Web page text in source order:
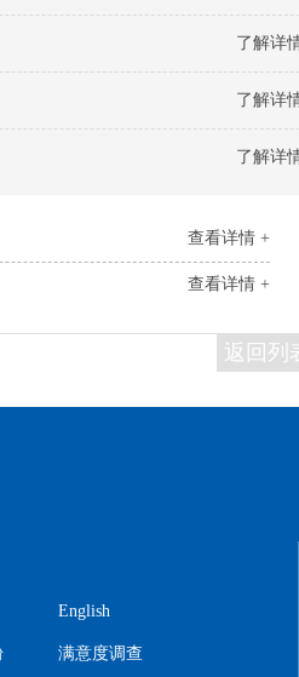
了解详
了解详
了解详
查看详情 +
查看详情 +
返回列
English
满意度调查